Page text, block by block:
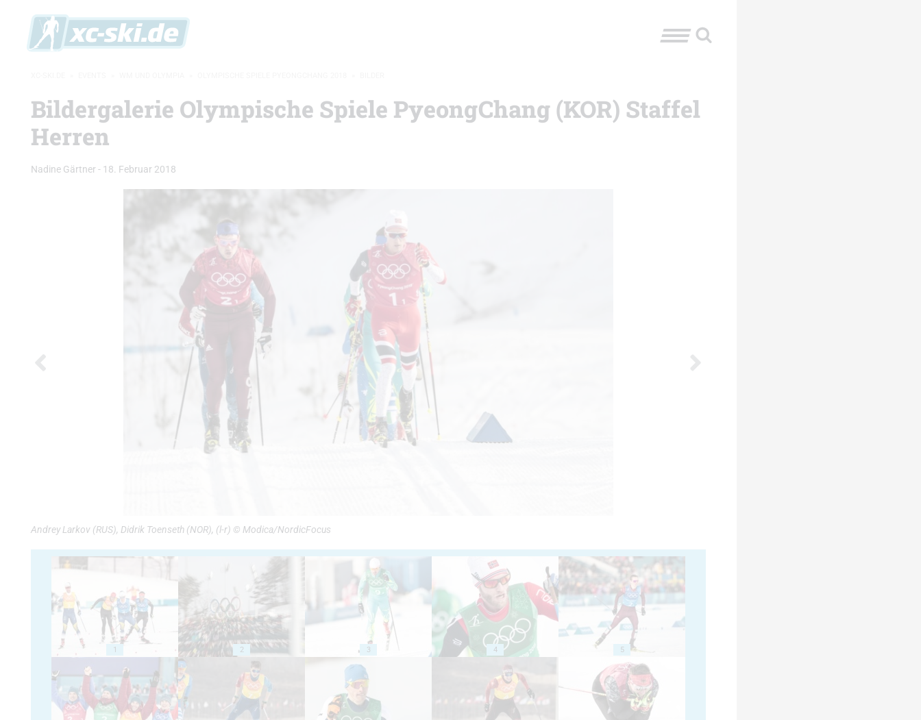
Bildergalerie Olympische Spiele PyeongChang (KOR) Staffel
Herren
Nadine Gärtner - 18. Februar 2018
Andrey Larkov (RUS), Didrik Toenseth (NOR), (l-r) © Modica/NordicFocus
1 2 3 4 5